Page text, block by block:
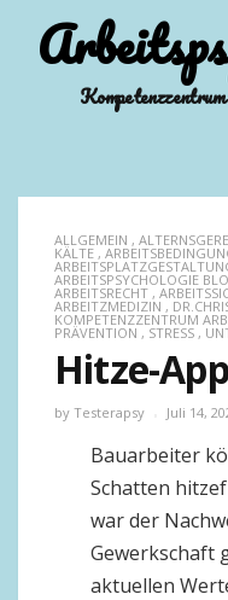
ALLGEMEIN ,
KÄLTE ,
ARBEITSPSYCHOLOGIE
ARBEITSRECHT ,
ARBEITZMEDIZIN ,
KOMPETENZZENTRUM
PRÄVENTION , STRESS ,
Hitze-
by Testerapsy Juli 14,
Bauarbeiter
Schatten
war der
Gewerkschaft
aktuellen